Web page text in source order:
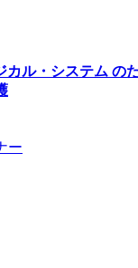
カル・システム の
ー